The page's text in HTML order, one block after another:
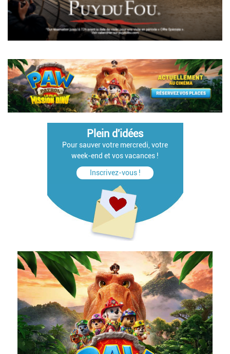
Plein d'idées
Pour sauver votre mercredi, votre
week-end et vos vacances !
Inscrivez-vous !